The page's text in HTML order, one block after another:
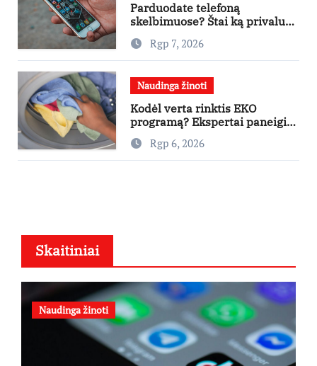
Parduodate telefoną
skelbimuose? Štai ką privalu
padaryti
Rgp 7, 2026
Naudinga žinoti
Kodėl verta rinktis EKO
programą? Ekspertai paneigia
dažniausius mitus
Rgp 6, 2026
Skaitiniai
Naudinga žinoti